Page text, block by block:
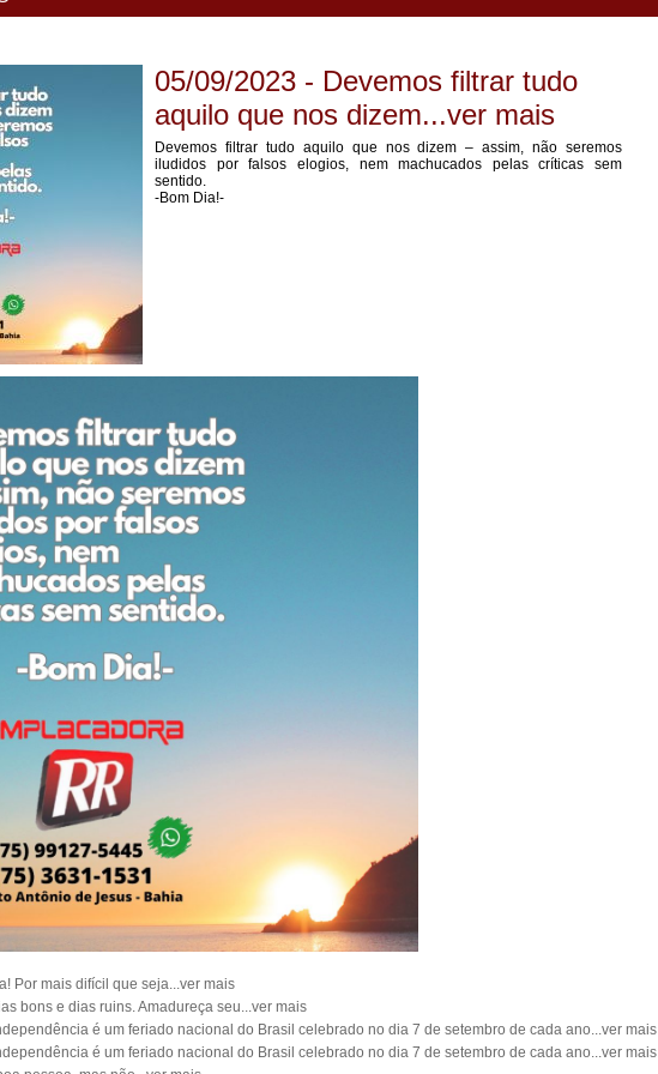
05/09/2023 - Devemos filtrar tudo
aquilo que nos dizem...ver mais
Devemos filtrar tudo aquilo que nos dizem – assim, não seremos
iludidos por falsos elogios, nem machucados pelas críticas sem
sentido.
-Bom Dia!-
Por mais difícil que seja...ver mais
bons e dias ruins. Amadureça seu...ver mais
é um feriado nacional do Brasil celebrado no dia 7 de setembro de cada ano...ver mais
é um feriado nacional do Brasil celebrado no dia 7 de setembro de cada ano...ver mais